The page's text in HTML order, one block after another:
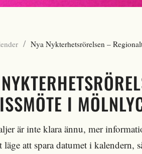
/ Nya Nykterhetsrörelsen –
I
är inte klara ännu, mer
läge att spara datumet i kalendern,